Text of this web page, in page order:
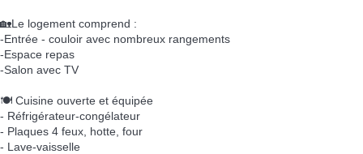
🏡Le logement comprend :
-Entrée - couloir avec nombreux rangements
-Espace repas
-Salon avec TV
🍽️ Cuisine ouverte et équipée
- Réfrigérateur-congélateur
- Plaques 4 feux, hotte, four
- Lave-vaisselle